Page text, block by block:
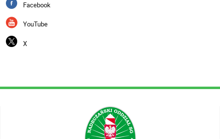
Facebook
YouTube
X